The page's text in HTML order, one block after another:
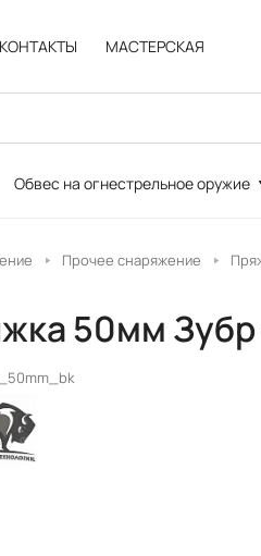
КОНТАКТЫ МАСТЕРСКАЯ
Обвес на огнестрельное оружие
Прочее снаряжение
50мм